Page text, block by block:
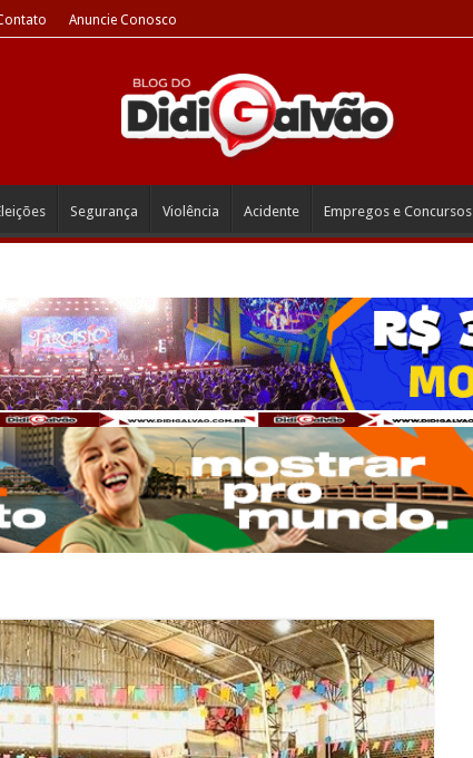
Anuncie Conosco
Segurança Violência Acidente Empregos e Concursos